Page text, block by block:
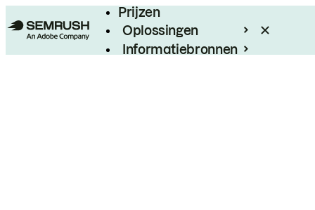
Prijzen
Oplossingen
Informatiebronnen